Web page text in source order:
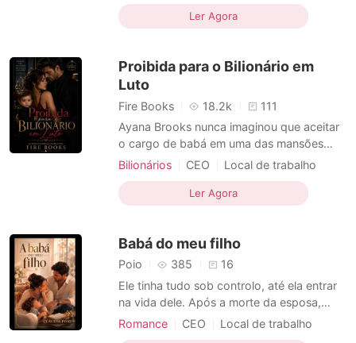
ela, dizendo que era feia e indigna de seu
namorado. Dilacerada, ela desapareceu.
deslumbrante, con
Caso de uma noite
CEO
Bebê adorável
Dramático
Ler Agora
Proibida para o Bilionário em
Luto
Fire Books 18.2k
111
Ayana Brooks nunca imaginou que aceitar
o cargo de babá em uma das mansões
mais luxuosas de Manhattan significaria
silêncio, pelo luto... e por um homem que
parecia feito de sombras. Malik Anderson
poderoso, respeitado por
Bilionários CEO
Local de trabalho
Urbano
Bilionário
Bebê adorável
Corajosos
Amor secreto
Tentação
Ler Agora
Babá do meu filho
Poio 385
16
Ele tinha tudo sob controlo, até ela entrar
na vida dele. Após a morte da esposa,
Dário tornou-se um homem fechado, frio e
Romance CEO
Local de trabalho